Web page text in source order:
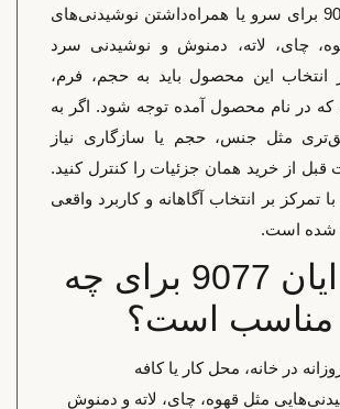
قمقمه ایان 9077 برای سرو یا همراه‌داشتن نوشیدنی‌های
چای، لاته، دمنوش و نوشیدنی سرد
انتخاب این محصول باید به حجم، فرم،
نام محصول آمده توجه شود. اگر به
مثل جنس، حجم یا سازگاری نیاز
از خرید همان جزئیات را کنترل کنید.
بر انتخاب آگاهانه و کاربرد واقعی
است.
قمقمه ایان 9077 برای چه
است؟
در خانه، محل کار یا کافه
مثل قهوه، چای، لاته و دمنوش